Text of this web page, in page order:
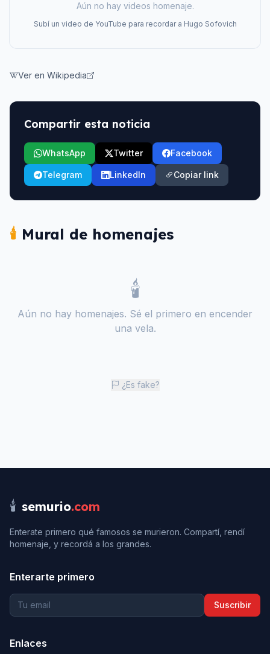
Aún no hay videos homenaje.
Subí un video de YouTube para recordar a Hugo Sofovich
Ver en Wikipedia
Compartir esta noticia
WhatsApp Twitter Facebook
Telegram LinkedIn Copiar link
🕯️ Mural de homenajes
🕯️
Aún no hay homenajes. Sé el primero en encender
una vela.
¿Es fake?
🕯️ semurio.com
Enterate primero qué famosos se murieron. Compartí, rendí
homenaje, y recordá a los grandes.
Enterarte primero
Suscribir
Enlaces